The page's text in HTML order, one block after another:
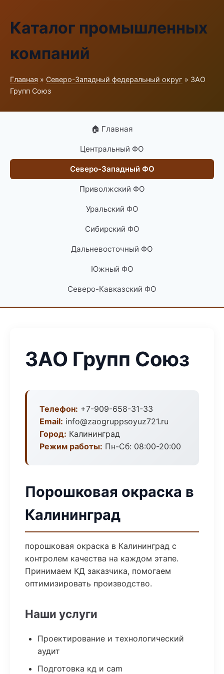
Каталог промышленных
компаний
Главная » Северо-Западный федеральный округ » ЗАО
Групп Союз
🏠 Главная
Центральный ФО
Северо-Западный ФО
Приволжский ФО
Уральский ФО
Сибирский ФО
Дальневосточный ФО
Южный ФО
Северо-Кавказский ФО
ЗАО Групп Союз
Телефон: +7-909-658-31-33
Email: info@zaogruppsoyuz721.ru
Город: Калининград
Режим работы: Пн-Сб: 08:00-20:00
Порошковая окраска в
Калининград
порошковая окраска в Калининград с
контролем качества на каждом этапе.
Принимаем КД заказчика, помогаем
оптимизировать производство.
Наши услуги
Проектирование и технологический
аудит
Подготовка кд и cam